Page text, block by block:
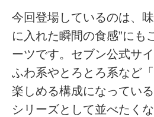
今回登場しているのは、
に入れた瞬間の食感”にも
ーツです。セブン公式サ
ふわ系やとろとろ系など
楽しめる構成になってい
シリーズとして並べたく